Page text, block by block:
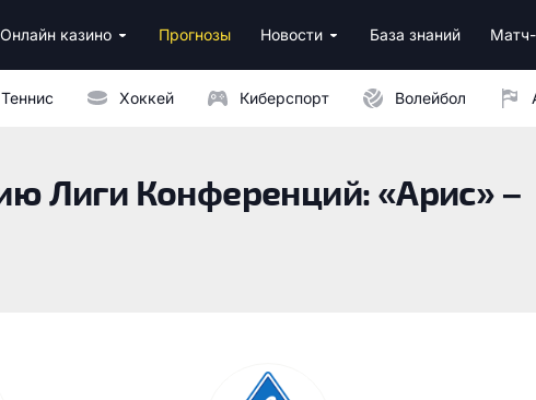
Онлайн казино Прогнозы Новости База знаний
Теннис Хоккей Киберспорт Волейбол
Лиги Конференций: «Арис» –